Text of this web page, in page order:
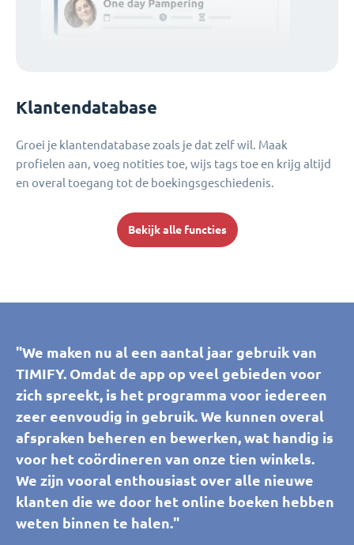
Klantendatabase
Groei je klantendatabase zoals je dat zelf wil. Maak
profielen aan, voeg notities toe, wijs tags toe en krijg altijd
en overal toegang tot de boekingsgeschiedenis.
Bekijk alle functies
"We maken nu al een aantal jaar gebruik van
TIMIFY. Omdat de app op veel gebieden voor
zich spreekt, is het programma voor iedereen
zeer eenvoudig in gebruik. We kunnen overal
afspraken beheren en bewerken, wat handig is
voor het coördineren van onze tien winkels.
We zijn vooral enthousiast over alle nieuwe
klanten die we door het online boeken hebben
weten binnen te halen."